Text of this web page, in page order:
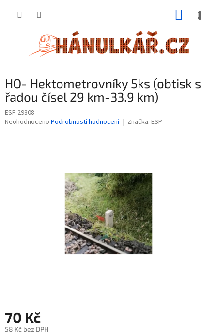
HO- Hektometrovníky 5ks (obtisk s
řadou čísel 29 km-33.9 km)
ESP 29308
Průměrné
Neohodnoceno Podrobnosti hodnocení Značka: ESP
70 Kč
58 Kč bez DPH